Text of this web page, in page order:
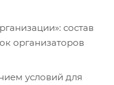
состав
организаторов
условий для